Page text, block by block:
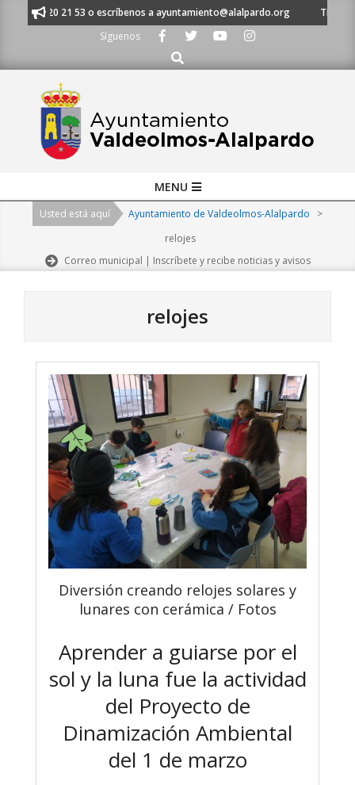
al 91 620 21 53 o escríbenos a ayuntamiento@alalpardo.org
TE
Síguenos
Buscar
Navigation
MENU
Usted está aquí Ayuntamiento de Valdeolmos-Alalpardo
>
relojes
Correo municipal | Inscríbete y recibe noticias y avisos
relojes
Diversión creando relojes solares y
lunares con cerámica / Fotos
Aprender a guiarse por el
sol y la luna fue la actividad
del Proyecto de
Dinamización Ambiental
del 1 de marzo